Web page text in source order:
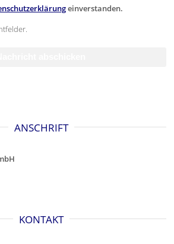
einverstanden.
ANSCHRIFT
KONTAKT